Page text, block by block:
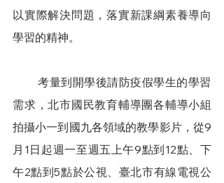
以實際解決問題，落實新課綱素養導向
學習的精神。
        考量到開學後請防疫假學生的學習
需求，北市國民教育輔導團各輔導小組
拍攝小一到國九各領域的教學影片，從9
月1日起週一至週五上午9點到12點、下
午2點到5點於公視、臺北市有線電視公